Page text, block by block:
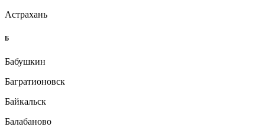
Астрахань
Б
Бабушкин
Багратионовск
Байкальск
Балабаново